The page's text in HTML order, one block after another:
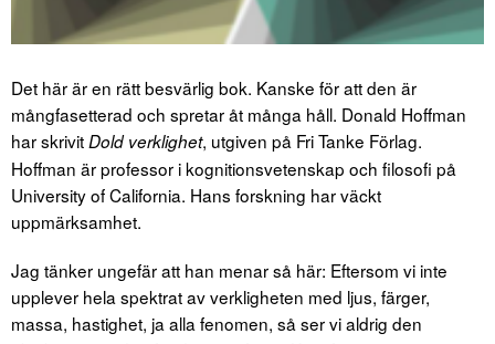
Det här är en rätt besvärlig bok. Kanske för att den är
mångfasetterad och spretar åt många håll. Donald Hoffman
har skrivitDold verklighet, utgiven på Fri Tanke Förlag.
Hoffman är professor i kognitionsvetenskap och filosofi på
University of California. Hans forskning har väckt
uppmärksamhet.
Jag tänker ungefär att han menar så här: Eftersom vi inte
upplever hela spektrat av verkligheten med ljus, färger,
massa, hastighet, ja alla fenomen, så ser vi aldrig den